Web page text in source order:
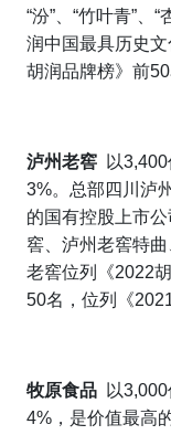
“汾” “竹叶青” “
润中国最具历史
胡润品牌榜》前50
泸州老窖 以3,400
3%。 总部四川泸
的国有控股上市公
窖、泸州老窖特
老窖位列
《2022
50名， 位列 《
牧原食品 以3,000
4% ，是价值最高